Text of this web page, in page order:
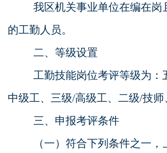
我区机关事业单位在编在岗
的工勤人员。
二、等级设置
工勤技能岗位考评等级为：
中级工、三级/高级工、二级/技师
三、申报考评条件
（一）符合下列条件之一